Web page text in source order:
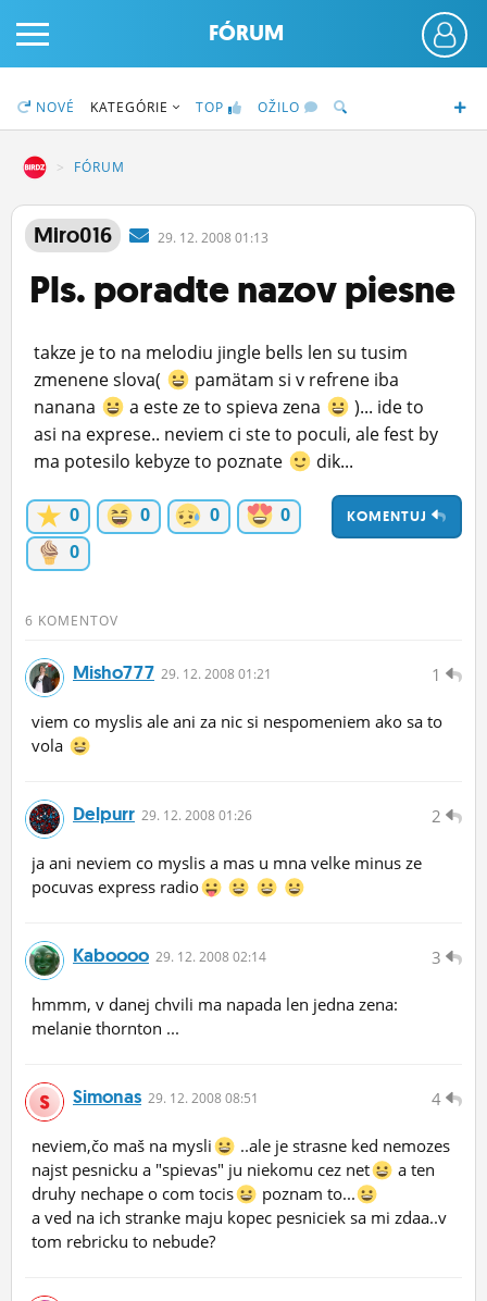
PRIHLÁS SA
ČINŽIAK
STATUSY
BLOGY
OBRÁZKY
ĽUDIA
MÔJ PROFIL
FÓRUM
NOVÉ KATEGÓRIE TOP OŽILO
FÓRUM
Miro016 29. 12. 2008 01:13
Pls. poradte nazov piesne
takze je to na melodiu jingle bells len su tusim
zmenene slova(
pamätam si v refrene iba
nanana
a este ze to spieva zena
)... ide to
asi na exprese.. neviem ci ste to poculi, ale fest by
ma potesilo kebyze to poznate
dik...
KOMENTUJ
0 0 0
0
0
6 KOMENTOV
1
Misho777 29. 12. 2008 01:21
viem co myslis ale ani za nic si nespomeniem ako sa to
vola
2
Delpurr 29. 12. 2008 01:26
ja ani neviem co myslis a mas u mna velke minus ze
pocuvas express radio
3
Kaboooo 29. 12. 2008 02:14
hmmm, v danej chvili ma napada len jedna zena:
melanie thornton ...
4
Simonas 29. 12. 2008 08:51
neviem,čo maš na mysli
..ale je strasne ked nemozes
najst pesnicku a "spievas" ju niekomu cez net
a ten
druhy nechape o com tocis
poznam to...
a ved na ich stranke maju kopec pesniciek sa mi zdaa..v
tom rebricku to nebude?